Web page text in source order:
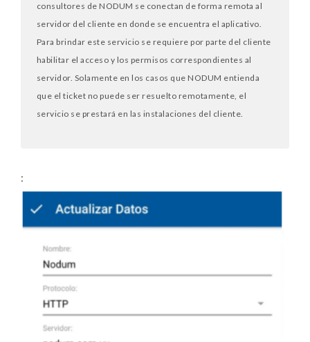
consultores de NODUM se conectan de forma remota al
servidor del cliente en donde se encuentra el aplicativo.
Para brindar este servicio se requiere por parte del cliente
habilitar el acceso y los permisos correspondientes al
servidor. Solamente en los casos que NODUM entienda
que el ticket no puede ser resuelto remotamente, el
servicio se prestará en las instalaciones del cliente.
: